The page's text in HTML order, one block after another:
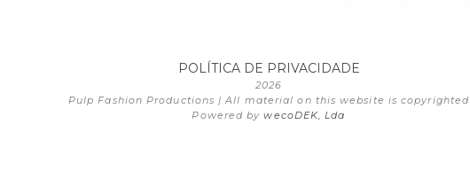
POLÍTICA DE PRIVACIDADE
2026
Pulp Fashion Productions | All material on this website is copyrighted
Powered bywecoDEK, Lda